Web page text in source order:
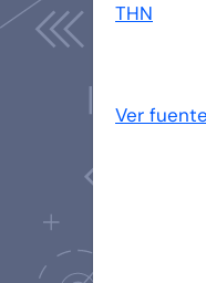
THN
Ver fuente